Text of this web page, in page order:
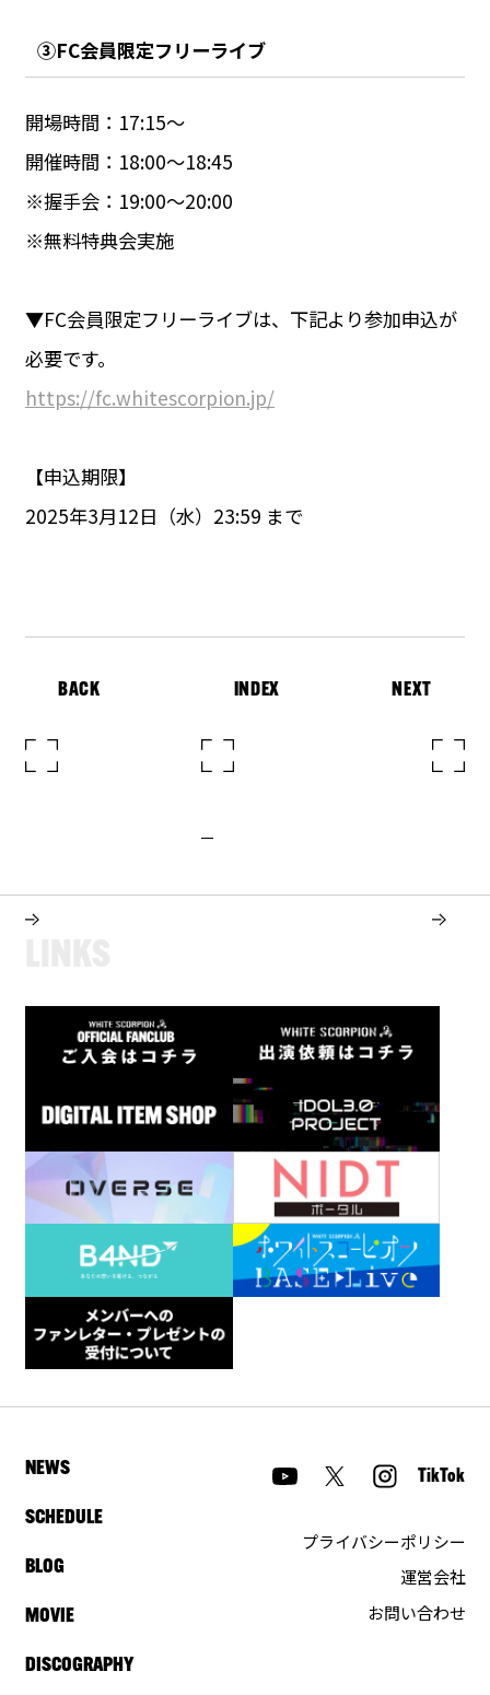
③FC会員限定フリーライブ
開場時間：17:15〜
開催時間：18:00〜18:45
※握手会：19:00〜20:00
※無料特典会実施
▼FC会員限定フリーライブは、下記より参加申込が
必要です。
https://fc.whitescorpion.jp/
【申込期限】
2025年3月12日（水）23:59 まで
BACK INDEX NEXT
NEWS
SCHEDULE
BLOG
MOVIE
DISCOGRAPHY
TikTok
プライバシーポリシー
運営会社
お問い合わせ